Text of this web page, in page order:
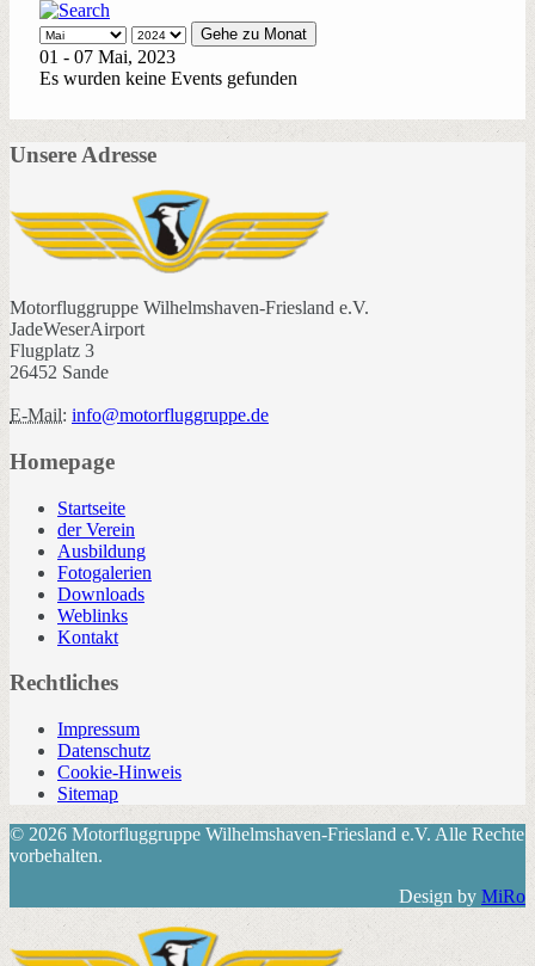
Gehe zu Monat
01 - 07 Mai, 2023
Es wurden keine Events gefunden
Unsere Adresse
Motorfluggruppe Wilhelmshaven-Friesland e.V.
JadeWeserAirport
Flugplatz 3
26452 Sande
E-Mail: info@motorfluggruppe.de
Homepage
Startseite
der Verein
Ausbildung
Fotogalerien
Downloads
Weblinks
Kontakt
Rechtliches
Impressum
Datenschutz
Cookie-Hinweis
Sitemap
© 2026 Motorfluggruppe Wilhelmshaven-Friesland e.V. Alle Rechte
vorbehalten.
Design by MiRo